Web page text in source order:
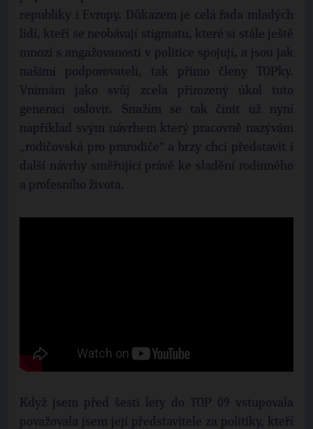
republiky i Evropy. Důkazem je celá řada mladých
lidí, kteří se neobávají stigmatu, které si stále ještě
mnozí s angažovaností v politice spojují, a jsou jak
našimi podporovateli, tak přímo členy TOPky.
Vnímám jako svůj zcela přirozený úkol tuto
generaci oslovit. Snažím se tak činit už nyní
například svým návrhem který pracovně nazývám
„rodičovská pro prarodiče“ a brzy chci představit i
další návrhy směřující právě ke sladění rodinného
a profesního života.
Když jsem před šesti lety do TOP 09 vstupovala
považovala jsem její představitele za politiky, kteří